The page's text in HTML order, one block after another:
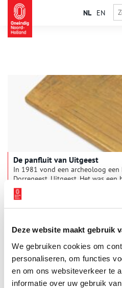
Deze website maakt gebruik
We gebruiken cookies om
personaliseren, om functies
en om ons websiteverkeer te
informatie over uw gebruik
NL EN
De panfluit van Uitgeest
In 1981 vond een archeoloog
Dorregeest, Uitgeest. Het was
panfluit was uit één stuk
Europa slechts vier panfluiten
die van één plankje hout zijn